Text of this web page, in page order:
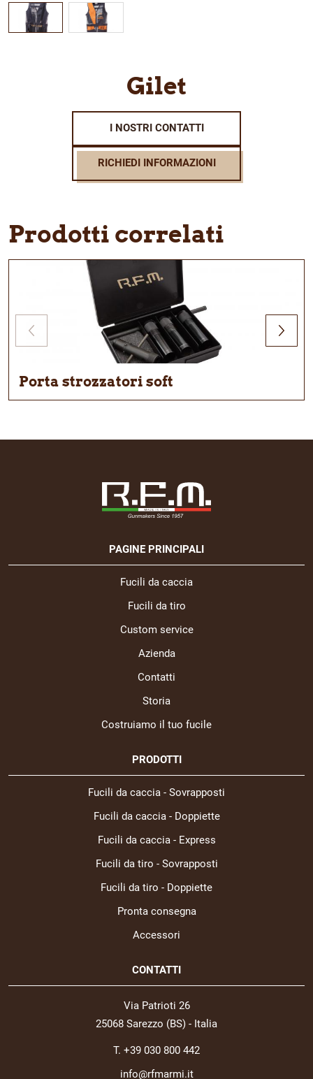
Gilet
I NOSTRI CONTATTI
RICHIEDI INFORMAZIONI
Prodotti correlati
Porta strozzatori soft
PAGINE PRINCIPALI
Fucili da caccia
Fucili da tiro
Custom service
Azienda
Contatti
Storia
Costruiamo il tuo fucile
PRODOTTI
Fucili da caccia - Sovrapposti
Fucili da caccia - Doppiette
Fucili da caccia - Express
Fucili da tiro - Sovrapposti
Fucili da tiro - Doppiette
Pronta consegna
Accessori
CONTATTI
Via Patrioti 26
25068 Sarezzo (BS) - Italia
T. +39 030 800 442
info@rfmarmi.it